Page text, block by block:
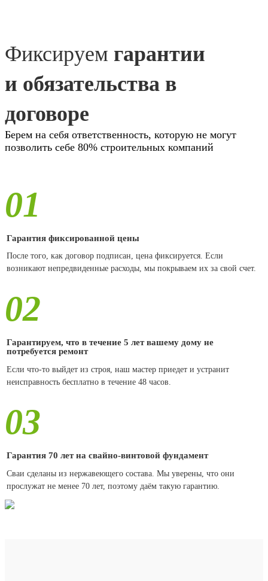
Фиксируем гарантии
и обязательства в
договоре
Берем на себя ответственность, которую не могут
позволить себе 80% строительных компаний
01
Гарантия фиксированной цены
После того, как договор подписан, цена фиксируется. Если
возникают непредвиденные расходы, мы покрываем их за свой счет.
02
Гарантируем, что в течение 5 лет вашему дому не
потребуется ремонт
Если что-то выйдет из строя, наш мастер приедет и устранит
неисправность бесплатно в течение 48 часов.
03
Гарантия 70 лет на свайно-винтовой фундамент
Сваи сделаны из нержавеющего состава. Мы уверены, что они
прослужат не менее 70 лет, поэтому даём такую гарантию.